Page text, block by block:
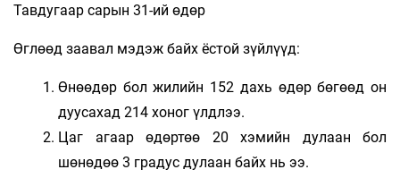
Тавдугаар сарын 31-ий өдөр
Өглөөд заавал мэдэж байх ёстой зүйлүүд:
Өнөөдөр бол жилийн 152 дахь өдөр бөгөөд он
дуусахад 214 хоног үлдлээ.
Цаг агаар өдөртөө 20 хэмийн дулаан бол
шөнөдөө 3 градус дулаан байх нь ээ.